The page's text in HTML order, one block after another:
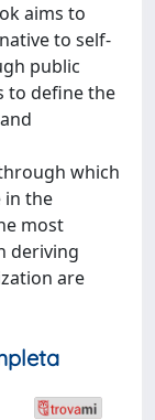
aims to
to self-
public
to define the
which
in the
most
deriving
are